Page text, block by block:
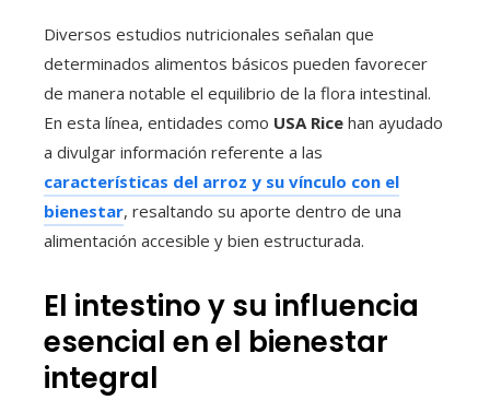
Diversos estudios nutricionales señalan que
determinados alimentos básicos pueden favorecer
de manera notable el equilibrio de la flora intestinal.
En esta línea, entidades como USA Rice han ayudado
a divulgar información referente a las
características del arroz y su vínculo con el
bienestar, resaltando su aporte dentro de una
alimentación accesible y bien estructurada.
El intestino y su influencia
esencial en el bienestar
integral